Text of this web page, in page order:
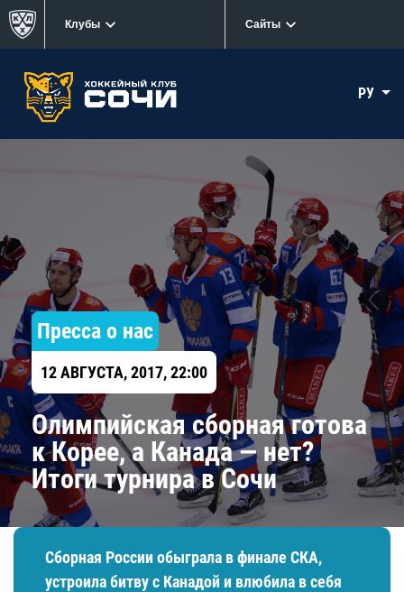
Клубы Сайты
РУ
Пресса о нас
12 АВГУСТА, 2017, 22:00
Олимпийская сборная готова
к Корее, а Канада — нет?
Итоги турнира в Сочи
Сборная России обыграла в финале СКА,
устроила битву с Канадой и влюбила в себя